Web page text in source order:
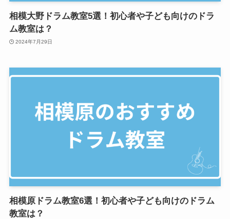
相模大野ドラム教室5選！初心者や子ども向けのドラ
ム教室は？
2024年7月29日
相模原ドラム教室6選！初心者や子ども向けのドラム
教室は？